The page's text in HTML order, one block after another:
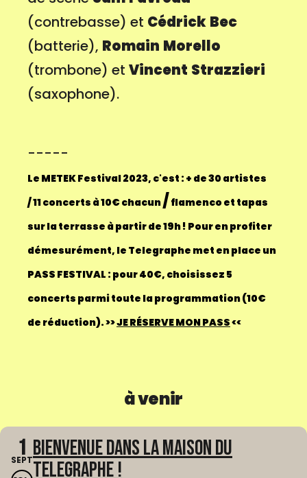
(contrebasse) et Cédrick Bec
(batterie), Romain Morello
(trombone) et Vincent Strazzieri
(saxophone).
-----
Le METEK Festival 2023, c'est :+ de 30 artistes
/ 11 concerts à 10€ chacun/ flamenco et tapas
sur la terrasse à partir de 19h ! Pour en profiter
démesurément, le Telegraphe met en place un
PASS FESTIVAL : pour 40€, choisissez 5
concerts parmi toute la programmation (10€
de réduction).>>JE RÉSERVE MON PASS<<
à venir
1
SEPTBienvenue dans La Maison du
Telegraphe !